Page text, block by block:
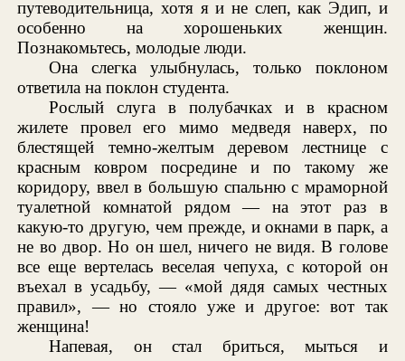
путеводительница, хотя я и не слеп, как Эдип, и
особенно на хорошеньких женщин.
Познакомьтесь, молодые люди.
Она слегка улыбнулась, только поклоном
ответила на поклон студента.
Рослый слуга в полубачках и в красном
жилете провел его мимо медведя наверх, по
блестящей темно-желтым деревом лестнице с
красным ковром посредине и по такому же
коридору, ввел в большую спальню с мраморной
туалетной комнатой рядом — на этот раз в
какую-то другую, чем прежде, и окнами в парк, а
не во двор. Но он шел, ничего не видя. В голове
все еще вертелась веселая чепуха, с которой он
въехал в усадьбу, — «мой дядя самых честных
правил», — но стояло уже и другое: вот так
женщина!
Напевая, он стал бриться, мыться и